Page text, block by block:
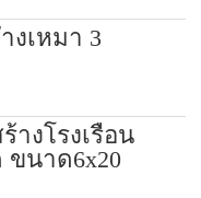
งเหมา 3
างโรงเรือน
นาด6x20